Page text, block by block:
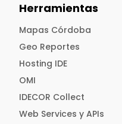
Herramientas
Mapas Córdoba
Geo Reportes
Hosting IDE
OMI
IDECOR Collect
Web Services y APIs